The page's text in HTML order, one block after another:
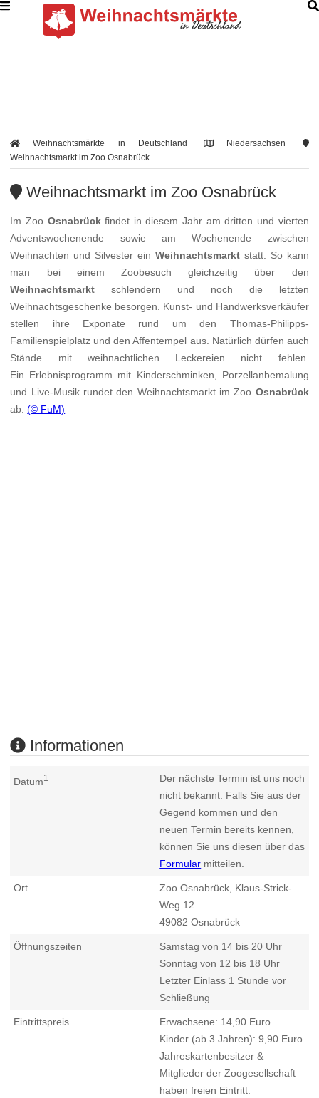
Weihnachtsmärkte in Deutschland
Niedersachsen
Weihnachtsmarkt im Zoo Osnabrück
Weihnachtsmarkt im Zoo Osnabrück
Im Zoo Osnabrückfindet in diesem Jahr am dritten und vierten
Adventswochenende sowie am Wochenende zwischen
Weihnachten und Silvester ein Weihnachtsmarktstatt. So kann
man bei einem Zoobesuch gleichzeitig über den
Weihnachtsmarkt schlendern und noch die letzten
Weihnachtsgeschenke besorgen. Kunst- und Handwerksverkäufer
stellen ihre Exponate rund um den Thomas-Philipps-
Familienspielplatz und den Affentempel aus. Natürlich dürfen auch
Stände mit weihnachtlichen Leckereien nicht fehlen.
Ein Erlebnisprogramm mit Kinderschminken, Porzellanbemalung
und Live-Musik rundet den Weihnachtsmarkt im Zoo Osnabrück
ab.(© FuM)
Informationen
Datum1
Der nächste Termin ist uns noch
nicht bekannt. Falls Sie aus der
Gegend kommen und den
neuen Termin bereits kennen,
können Sie uns diesen über das
Formular mitteilen.
Ort
Zoo Osnabrück, Klaus-Strick-
Weg 12
49082 Osnabrück
Öffnungszeiten
Samstag von 14 bis 20 Uhr
Sonntag von 12 bis 18 Uhr
Letzter Einlass 1 Stunde vor
Schließung
Eintrittspreis
Erwachsene: 14,90 Euro
Kinder (ab 3 Jahren): 9,90 Euro
Jahreskartenbesitzer &
Mitglieder der Zoogesellschaft
haben freien Eintritt.